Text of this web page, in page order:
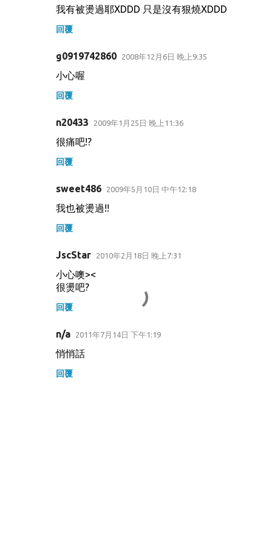
我有被燙過耶XDDD 只是沒有狠燒XDDD
回覆
g0919742860 2008年12月6日 晚上9:35
小心喔
回覆
n20433 2009年1月25日 晚上11:36
很痛吧!?
回覆
sweet486 2009年5月10日 中午12:18
我也被燙過!!
回覆
JscStar 2010年2月18日 晚上7:31
小心噢><
很燙吧?
回覆
n/a 2011年7月14日 下午1:19
悄悄話
回覆